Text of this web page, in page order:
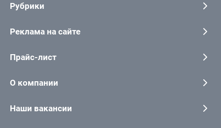
Рубрики
Реклама на сайте
Прайс-лист
О компании
Наши вакансии